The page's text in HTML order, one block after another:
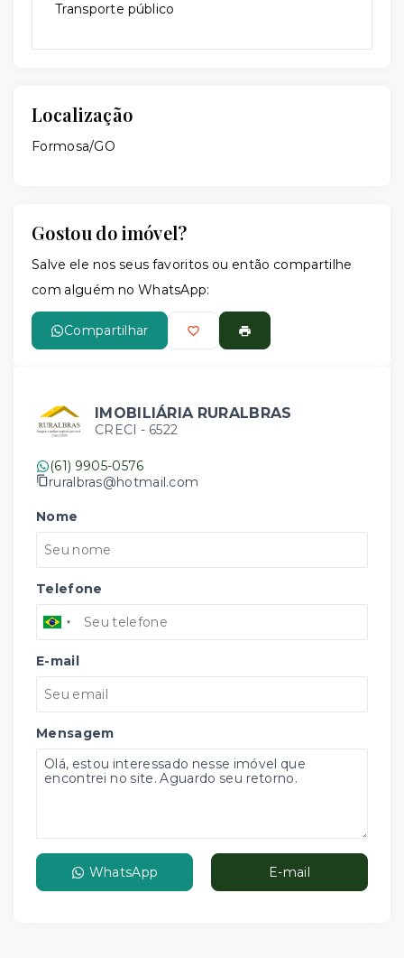
Transporte público
Localização
Formosa/GO
Gostou do imóvel?
Salve ele nos seus favoritos ou então compartilhe
com alguém no WhatsApp:
Compartilhar
IMOBILIÁRIA RURALBRAS
CRECI - 6522
(61) 9905-0576
ruralbras@hotmail.com
Nome
Telefone
E-mail
Mensagem
WhatsApp E-mail